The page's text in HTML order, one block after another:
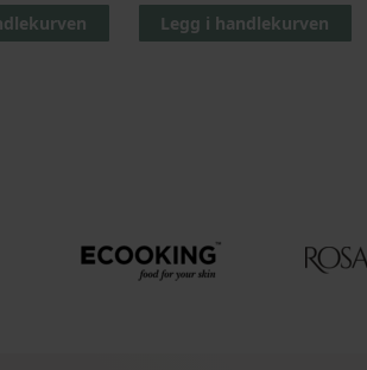
Legg i handlekurven